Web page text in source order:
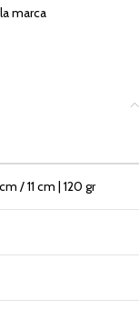
marca
/ 11 cm | 120 gr